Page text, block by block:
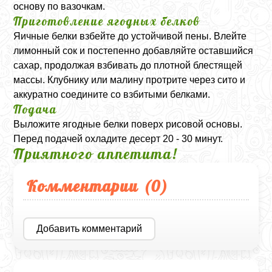
основу по вазочкам.
Приготовление ягодных белков
Яичные белки взбейте до устойчивой пены. Влейте
лимонный сок и постепенно добавляйте оставшийся
сахар, продолжая взбивать до плотной блестящей
массы. Клубнику или малину протрите через сито и
аккуратно соедините со взбитыми белками.
Подача
Выложите ягодные белки поверх рисовой основы.
Перед подачей охладите десерт 20 - 30 минут.
Приятного аппетита!
Комментарии (0)
Добавить комментарий